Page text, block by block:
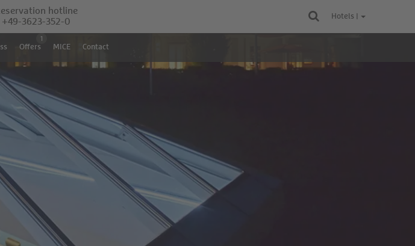
hotline
+49-3623-352-0
Hotels |
Offers
1
MICE Contact